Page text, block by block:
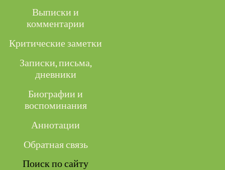
Выписки и
комментарии
Критические заметки
Записки, письма,
дневники
Биографии и
воспоминания
Аннотации
Обратная связь
Поиск по сайту